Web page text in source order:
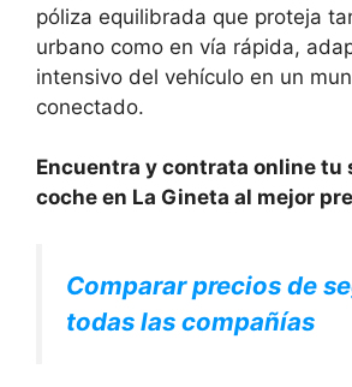
póliza equilibrada que proteja
urbano como en vía rápida,
intensivo del vehículo en un
conectado.
Encuentra y contrata online tu
coche en La Gineta al mejor
Comparar precios de
todas las compañías